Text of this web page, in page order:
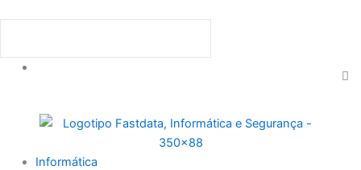
Informática
Menu